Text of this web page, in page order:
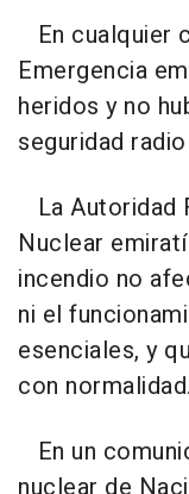
En cualquier
Emergencia
heridos y no
seguridad
La Autoridad
Nuclear
incendio no
ni el
esenciales, y
con normalidad.
En un